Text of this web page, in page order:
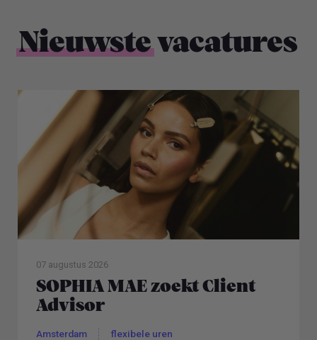
Nieuwstevacatures
07 augustus 2026
SOPHIA MAE zoekt Client
Advisor
Amsterdam flexibele uren